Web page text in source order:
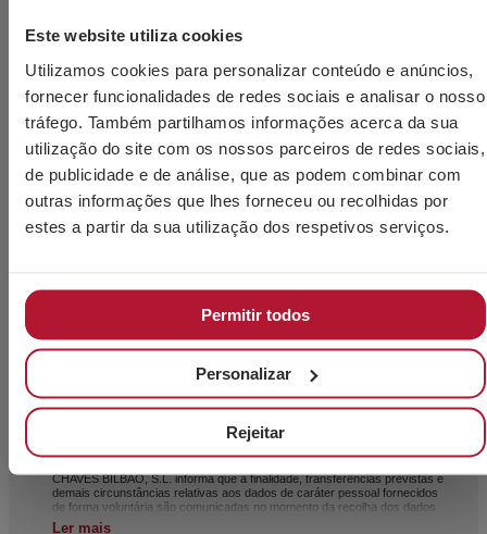
Este website utiliza cookies
Utilizamos cookies para personalizar conteúdo e anúncios,
fornecer funcionalidades de redes sociais e analisar o nosso
tráfego. Também partilhamos informações acerca da sua
utilização do site com os nossos parceiros de redes sociais,
de publicidade e de análise, que as podem combinar com
outras informações que lhes forneceu ou recolhidas por
estes a partir da sua utilização dos respetivos serviços.
Permitir todos
Personalizar
Rejeitar
Aceito a utilização dos meus dados pessoais pelo
Aviso Legale aPolítica de Privacidade
Este site é protegido peloreCAPTCHAe pelapolítica
termos de serviço do Google
CHAVES BILBAO, S.L. informa que a finalidade, transferências previstas e
demais circunstâncias relativas aos dados de caráter pessoal fornecidos
de forma voluntária são comunicadas no momento da recolha dos dados
pessoais, ainda que, dependendo do caso específico, a sua finalidade
Ler mais